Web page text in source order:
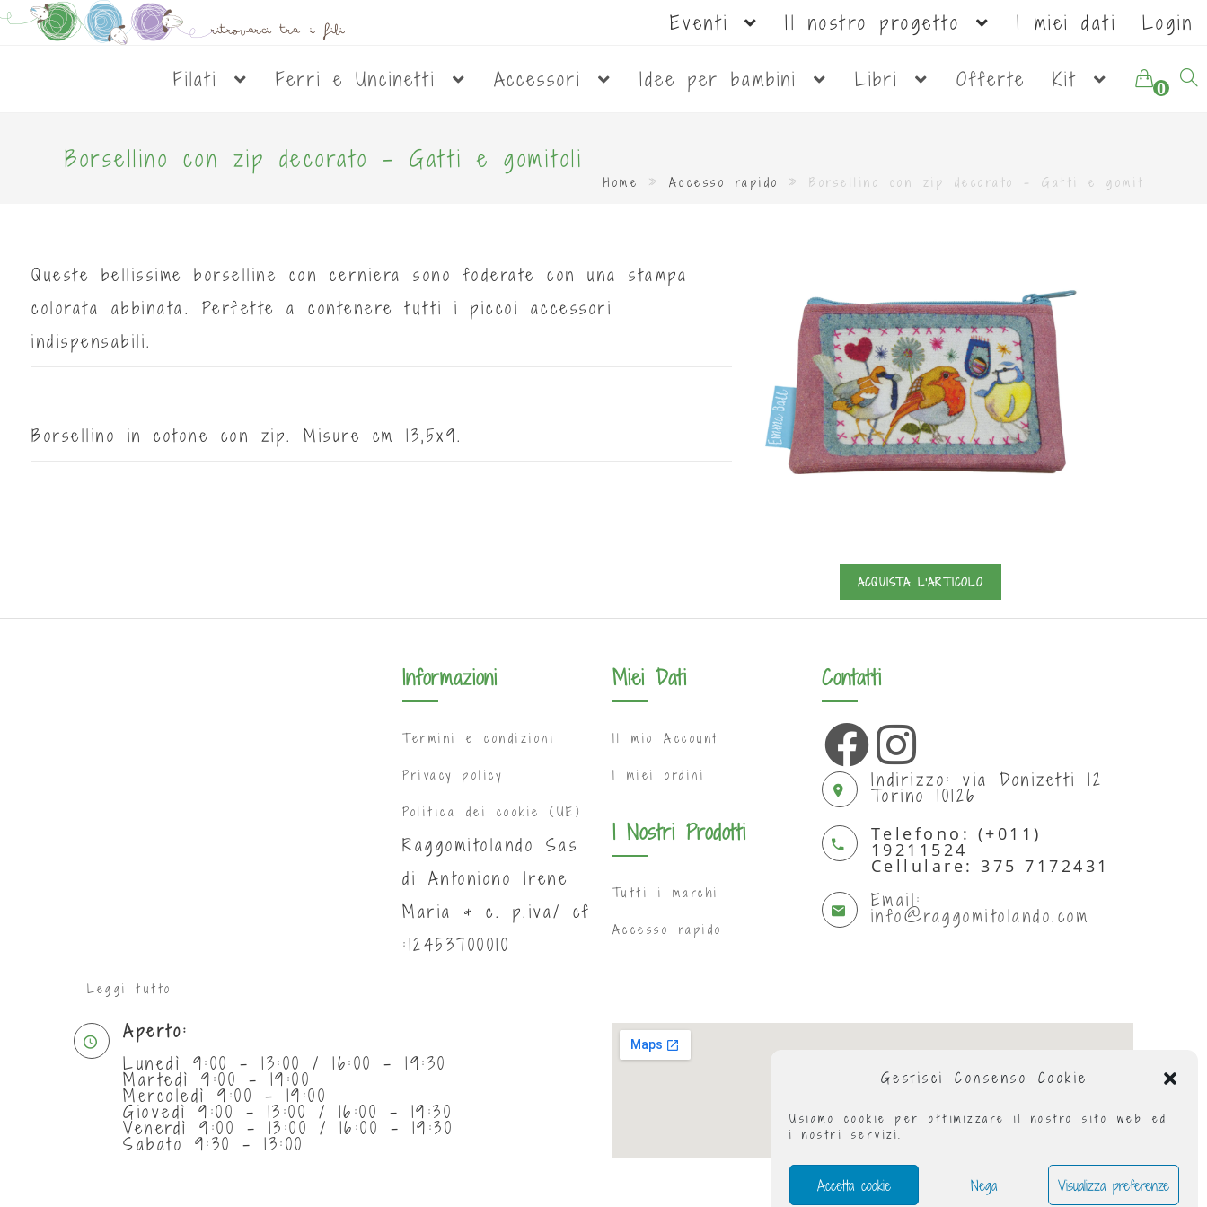
Gestisci Consenso Cookie
Usiamo cookie per ottimizzare il nostro sito web ed
i nostri servizi.
Accetta cookie Nega Visualizza preferenze
Eventi Il nostro progetto I miei dati Login
Filati Ferri e Uncinetti Accessori Idee per bambini Libri Offerte Kit 0
Borsellino con zip decorato - Gatti e gomitoli
Home » Accesso rapido » Borsellino con zip decorato - Gatti e gomitoli
Queste bellissime borselline con cerniera sono foderate con una stampa
colorata abbinata. Perfette a contenere tutti i piccoi accessori
indispensabili.
Borsellino in cotone con zip. Misure cm 13,5x9.
ACQUISTA L'ARTICOLO
Leggi tutto
Informazioni
Termini e condizioni
Privacy policy
Politica dei cookie (UE)
Raggomitolando Sas
di Antoniono Irene
Maria & c. p.iva/ cf
:12453700010
Miei Dati
Il mio Account
I miei ordini
I Nostri Prodotti
Tutti i marchi
Accesso rapido
Contatti
Indirizzo: via Donizetti 12
Torino 10126
Telefono: (+011)
19211524
Cellulare: 375 7172431
Email:
info@raggomitolando.com
Aperto:
Lunedì 9:00 - 13:00 / 16:00 - 19:30
Martedì 9:00 - 19:00
Mercoledì 9:00 - 19:00
Giovedì 9:00 - 13:00 / 16:00 - 19:30
Venerdì 9:00 - 13:00 / 16:00 - 19:30
Sabato 9:30 - 13:00